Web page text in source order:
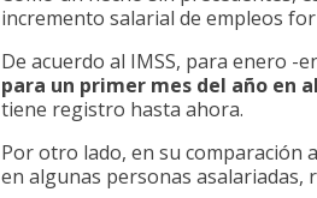
incremento salarial de empleos
De acuerdo al IMSS, para enero
para un primer mes del año en
tiene registro hasta ahora.
Por otro lado, en su comparación
en algunas personas